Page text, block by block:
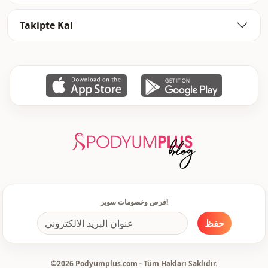
Takipte Kal
فرص وخصومات سوبر!
حفظ
©2026 Podyumplus.com - Tüm Hakları Saklıdır.